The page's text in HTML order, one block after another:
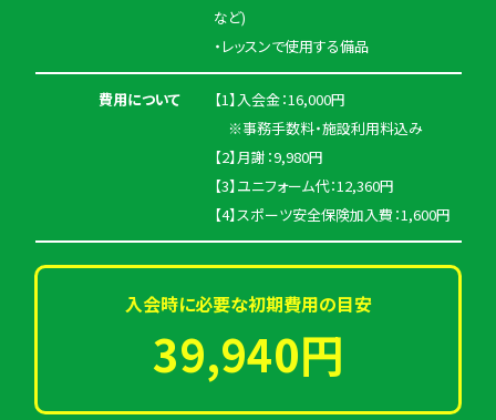
など)
・レッスンで使用する備品
費用について
【1】入会金：16,000円
※事務手数料・施設利用料込み
【2】月謝：9,980円
【3】ユニフォーム代：12,360円
【4】スポーツ安全保険加入費：1,600円
入会時に必要な初期費用の目安
39,940円